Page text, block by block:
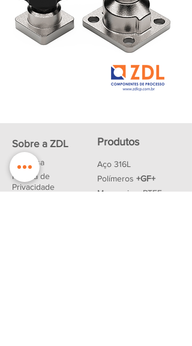
Sobre a ZDL
Empresa
Política de
Privacidade
Produtos
Aço 316L
Polímeros +GF+
Mangueiras PTFE